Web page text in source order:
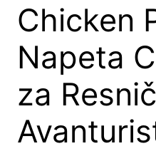
Chicken
Napeta
za